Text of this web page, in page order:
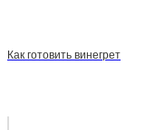
Как готовить винегрет